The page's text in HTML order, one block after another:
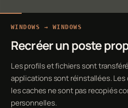
WINDOWS → WINDOWS
Recréer un poste
Les profils et fichiers sont
applications sont réinstallées.
les caches ne sont pas recopiés
personnelles.